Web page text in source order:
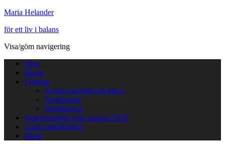
Maria Helander
för ett liv i balans
Visa/göm navigering
Hem
Blogg
Tjänster
Terapi/coachning/hypnos
Föreläsning
Webbkurser
Naturprästinna start augusti 2026
Gratis mindfulness
Maria